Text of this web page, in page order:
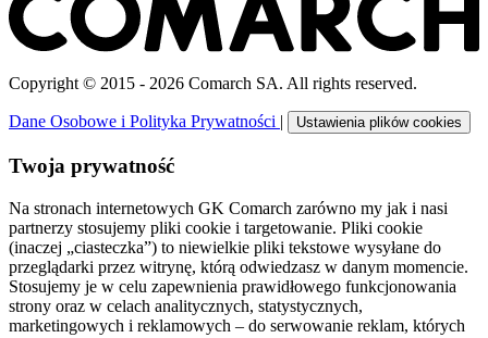
Copyright © 2015 - 2026 Comarch SA. All rights reserved.
Dane Osobowe i Polityka Prywatności | Ustawienia plików cookies
Twoja prywatność
Na stronach internetowych GK Comarch zarówno my jak i nasi
partnerzy stosujemy pliki cookie i targetowanie. Pliki cookie
(inaczej „ciasteczka”) to niewielkie pliki tekstowe wysyłane do
przeglądarki przez witrynę, którą odwiedzasz w danym momencie.
Stosujemy je w celu zapewnienia prawidłowego funkcjonowania
strony oraz w celach analitycznych, statystycznych,
marketingowych i reklamowych – do serwowanie reklam, których